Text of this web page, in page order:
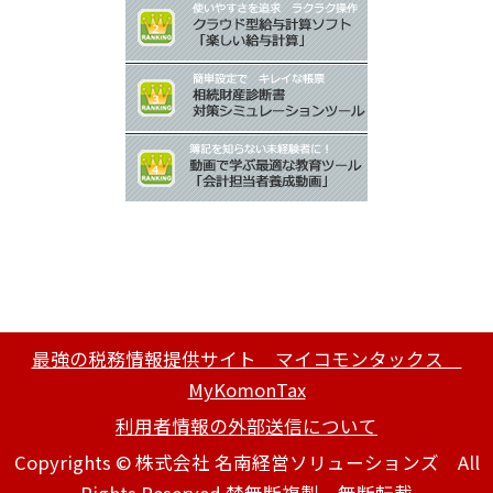
最強の税務情報提供サイト マイコモンタックス
MyKomonTax
利用者情報の外部送信について
Copyrights © 株式会社 名南経営ソリューションズ All